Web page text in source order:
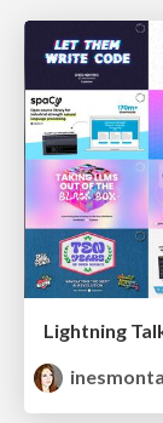
Lightning